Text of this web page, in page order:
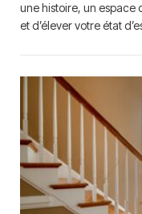
une histoire, un espace
et d’élever votre état